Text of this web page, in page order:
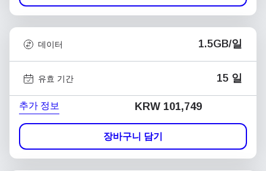
데이터 1.5GB/일
유효 기간 15 일
추가 정보 KRW 101,749
장바구니 담기